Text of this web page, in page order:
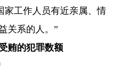
家工作人员有近亲属、情
关系的人。”
贿的犯罪数额